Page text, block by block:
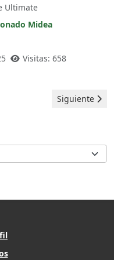
Ultimate
Midea
Visitas: 658
- Error E3
Artículo
Siguiente